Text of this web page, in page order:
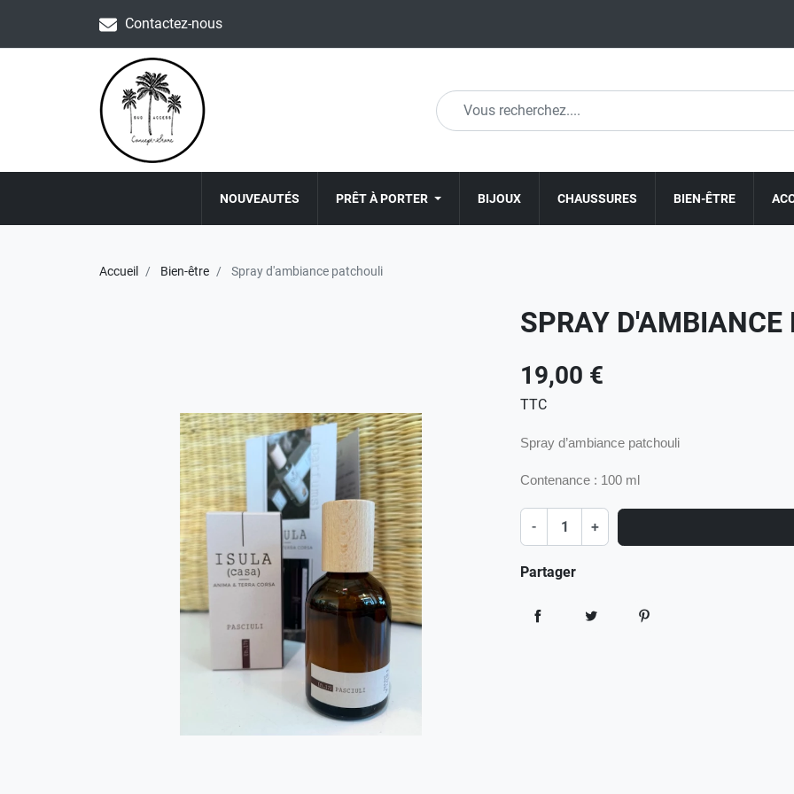
Contactez-nous
NOUVEAUTÉS PRÊT À PORTER BIJOUX CHAUSSURES BIEN-ÊTRE
Accueil Bien-être Spray d'ambiance patchouli
SPRAY D'AMBIANCE
19,00 €
TTC
Spray d’ambiance patchouli
Contenance : 100 ml
- +
Partager